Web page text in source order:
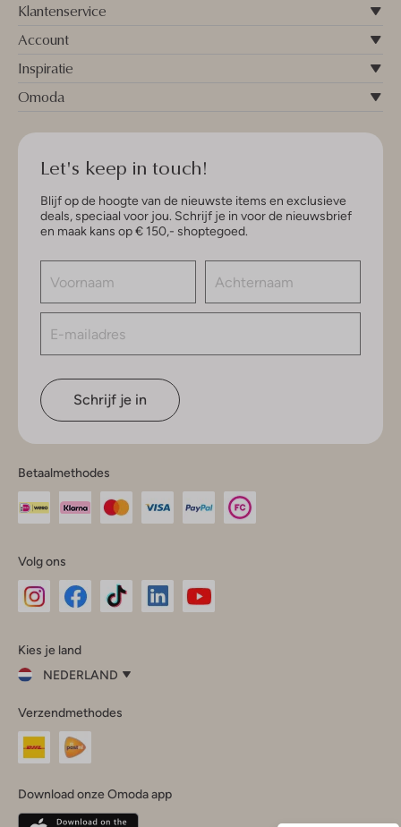
Klantenservice
Account
Inspiratie
Omoda
Let's keep in touch!
Blijf op de hoogte van de nieuwste items en exclusieve
deals, speciaal voor jou. Schrijf je in voor de nieuwsbrief
en maak kans op € 150,- shoptegoed.
Schrijf je in
Betaalmethodes
Volg ons
InstagramFacebook
Kies je land
NEDERLAND
je
land
Nederland
Belgique(Français)
Verzendmethodes
Download onze Omoda app